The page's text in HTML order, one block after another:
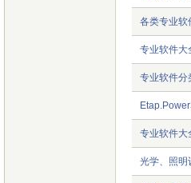
各类专业软
专业软件大
专业软件分
专业软件大
光学、照明